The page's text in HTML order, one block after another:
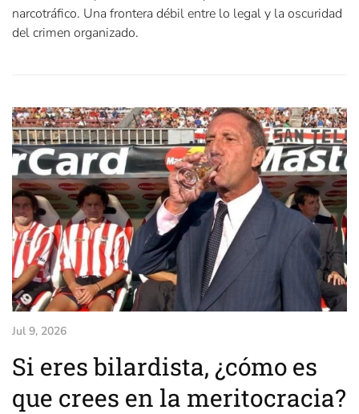
narcotráfico. Una frontera débil entre lo legal y la oscuridad
del crimen organizado.
Jul 9, 2026
Si eres bilardista, ¿cómo es
que crees en la meritocracia?